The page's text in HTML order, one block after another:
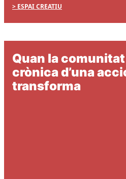
ESPAI CREATIU
Quan la
crònica d’una
transforma